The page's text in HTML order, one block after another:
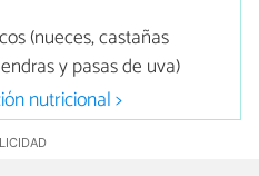
(nueces, castañas
y pasas de uva)
nutricional >